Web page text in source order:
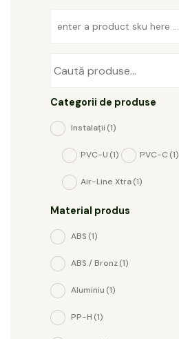
Categorii de produse
Instalații(1)
PVC-U(1) PVC-C(1)
Air-Line Xtra(1)
Material produs
ABS(1)
ABS / Bronz(1)
Aluminiu(1)
PP-H(1)